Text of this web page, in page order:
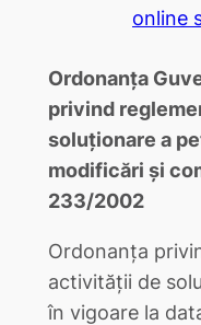
online
Ordonanţa
privind
soluţionare a
modificări şi
233/2002
Ordonanţa
activităţii de
în vigoare la